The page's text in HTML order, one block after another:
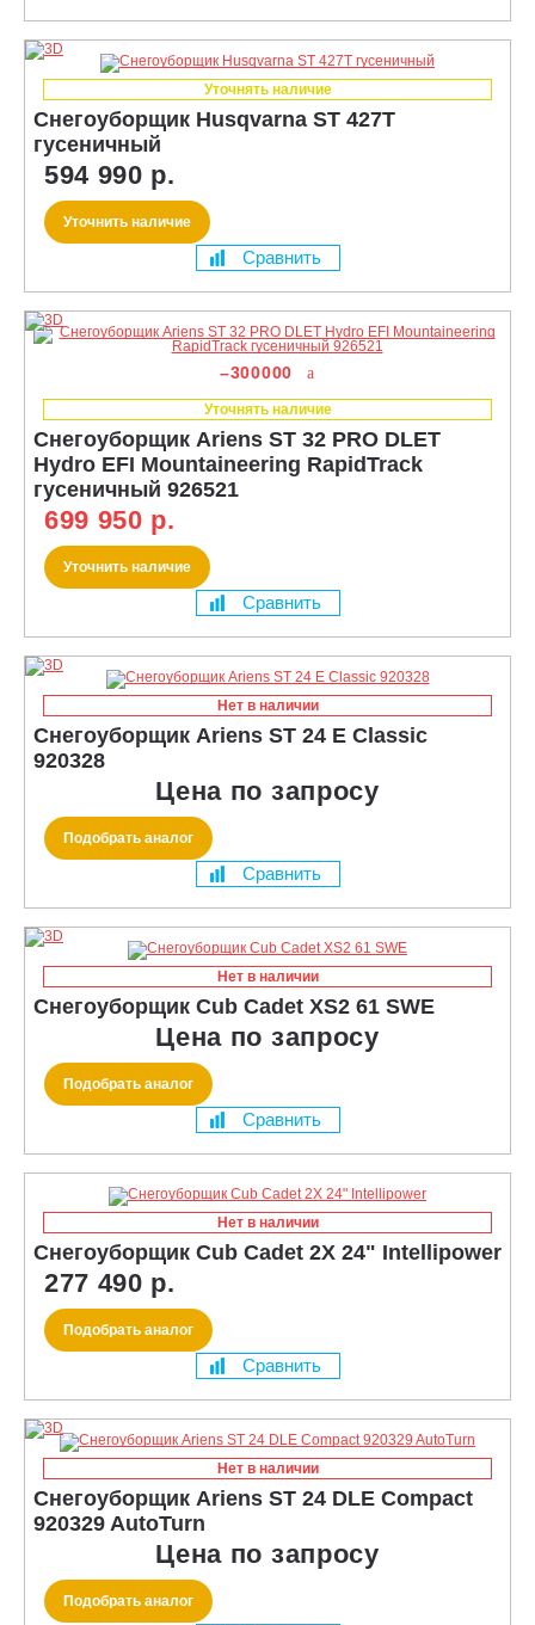
Уточнять наличие
Снегоуборщик Husqvarna ST 427T
гусеничный
594 990 р.
Уточнить наличие
Сравнить
–300000
Уточнять наличие
Снегоуборщик Ariens ST 32 PRO DLET
Hydro EFI Mountaineering RapidTrack
гусеничный 926521
699 950 р.
Уточнить наличие
Сравнить
Нет в наличии
Снегоуборщик Ariens ST 24 E Classic
920328
Цена по запросу
Подобрать аналог
Сравнить
Нет в наличии
Снегоуборщик Cub Cadet XS2 61 SWE
Цена по запросу
Подобрать аналог
Сравнить
Нет в наличии
Снегоуборщик Cub Cadet 2X 24" Intellipower
277 490 р.
Подобрать аналог
Сравнить
Нет в наличии
Снегоуборщик Ariens ST 24 DLE Compact
920329 AutoTurn
Цена по запросу
Подобрать аналог